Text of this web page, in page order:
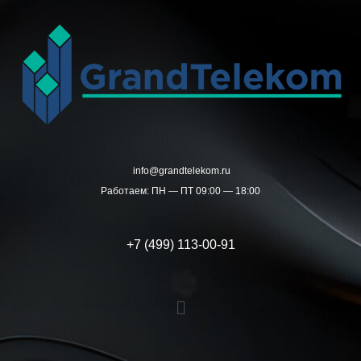
содержимому
info@grandtelekom.ru
Работаем: ПН — ПТ 09:00 — 18:00
+7 (499) 113-00-91
Меню